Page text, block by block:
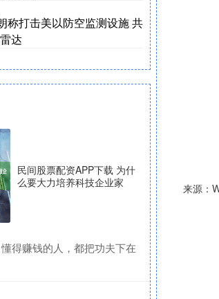
来源：
称打击美以防空监测设施 共
达
民间股票配资APP下载 为什
么要大力培养科技企业家
得赚钱的人，都把功夫下在